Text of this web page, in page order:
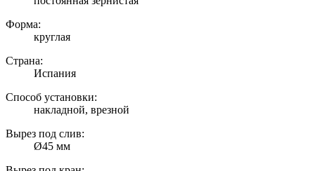
Форма:
круглая
Страна:
Испания
Способ установки:
накладной, врезной
Вырез под слив:
Ø45 мм